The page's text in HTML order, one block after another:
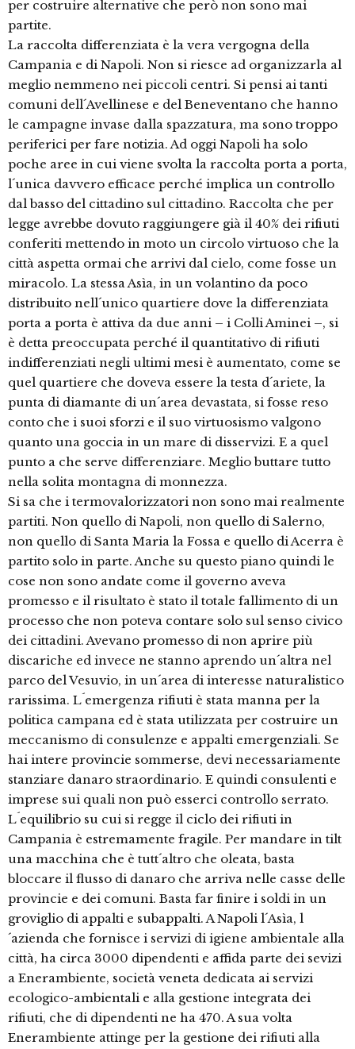
per costruire alternative che però non sono mai
partite.
La raccolta differenziata è la vera vergogna della
Campania e di Napoli. Non si riesce ad organizzarla al
meglio nemmeno nei piccoli centri. Si pensi ai tanti
comuni dell´Avellinese e del Beneventano che hanno
le campagne invase dalla spazzatura, ma sono troppo
periferici per fare notizia. Ad oggi Napoli ha solo
poche aree in cui viene svolta la raccolta porta a porta,
l´unica davvero efficace perché implica un controllo
dal basso del cittadino sul cittadino. Raccolta che per
legge avrebbe dovuto raggiungere già il 40% dei rifiuti
conferiti mettendo in moto un circolo virtuoso che la
città aspetta ormai che arrivi dal cielo, come fosse un
miracolo. La stessa Asìa, in un volantino da poco
distribuito nell´unico quartiere dove la differenziata
porta a porta è attiva da due anni – i Colli Aminei –, si
è detta preoccupata perché il quantitativo di rifiuti
indifferenziati negli ultimi mesi è aumentato, come se
quel quartiere che doveva essere la testa d´ariete, la
punta di diamante di un´area devastata, si fosse reso
conto che i suoi sforzi e il suo virtuosismo valgono
quanto una goccia in un mare di disservizi. E a quel
punto a che serve differenziare. Meglio buttare tutto
nella solita montagna di monnezza.
Si sa che i termovalorizzatori non sono mai realmente
partiti. Non quello di Napoli, non quello di Salerno,
non quello di Santa Maria la Fossa e quello di Acerra è
partito solo in parte. Anche su questo piano quindi le
cose non sono andate come il governo aveva
promesso e il risultato è stato il totale fallimento di un
processo che non poteva contare solo sul senso civico
dei cittadini. Avevano promesso di non aprire più
discariche ed invece ne stanno aprendo un´altra nel
parco del Vesuvio, in un´area di interesse naturalistico
rarissima. L´emergenza rifiuti è stata manna per la
politica campana ed è stata utilizzata per costruire un
meccanismo di consulenze e appalti emergenziali. Se
hai intere provincie sommerse, devi necessariamente
stanziare danaro straordinario. E quindi consulenti e
imprese sui quali non può esserci controllo serrato.
L´equilibrio su cui si regge il ciclo dei rifiuti in
Campania è estremamente fragile. Per mandare in tilt
una macchina che è tutt´altro che oleata, basta
bloccare il flusso di danaro che arriva nelle casse delle
provincie e dei comuni. Basta far finire i soldi in un
groviglio di appalti e subappalti. A Napoli l´Asìa, l
´azienda che fornisce i servizi di igiene ambientale alla
città, ha circa 3000 dipendenti e affida parte dei sevizi
a Enerambiente, società veneta dedicata ai servizi
ecologico-ambientali e alla gestione integrata dei
rifiuti, che di dipendenti ne ha 470. A sua volta
Enerambiente attinge per la gestione dei rifiuti alla